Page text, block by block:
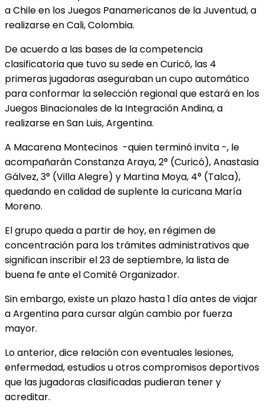
a Chile en los Juegos Panamericanos de la Juventud, a
realizarse en Cali, Colombia.
De acuerdo a las bases de la competencia
clasificatoria que tuvo su sede en Curicó, las 4
primeras jugadoras aseguraban un cupo automático
para conformar la selección regional que estará en los
Juegos Binacionales de la Integración Andina, a
realizarse en San Luis, Argentina.
A Macarena Montecinos -quien terminó invita -, le
acompañarán Constanza Araya, 2° (Curicó), Anastasia
Gálvez, 3° (Villa Alegre) y Martina Moya, 4° (Talca),
quedando en calidad desuplente la curicana María
Moreno.
El grupo queda a partir de hoy, en régimen de
concentración para los trámites administrativos que
significan inscribir el 23 de septiembre, la lista de
buena fe ante el Comité Organizador.
Sin embargo, existe un plazo hasta 1 día antes de viajar
a Argentina para cursar algún cambio por fuerza
mayor.
Lo anterior, dice relación con eventuales lesiones,
enfermedad, estudios u otros compromisos deportivos
que las jugadoras clasificadas pudieran tener y
acreditar.